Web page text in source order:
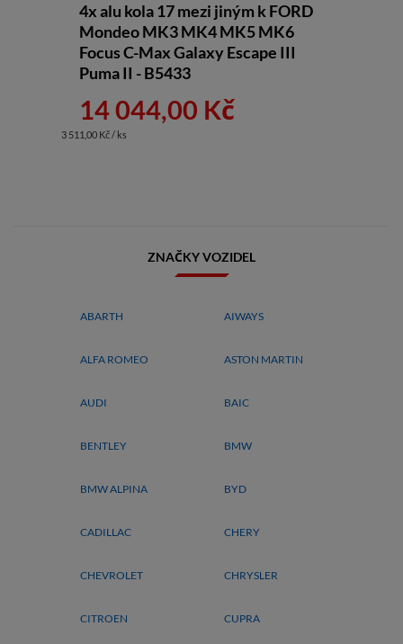
4x alu kola 17 mezi jiným k FORD
Mondeo MK3 MK4 MK5 MK6
Focus C-Max Galaxy Escape III
Puma II - B5433
14 044,00 Kč
3 511,00 Kč / ks
ZNAČKY VOZIDEL
ABARTH AIWAYS
ALFA ROMEO ASTON MARTIN
AUDI BAIC
BENTLEY BMW
BMW ALPINA BYD
CADILLAC CHERY
CHEVROLET CHRYSLER
CITROEN CUPRA